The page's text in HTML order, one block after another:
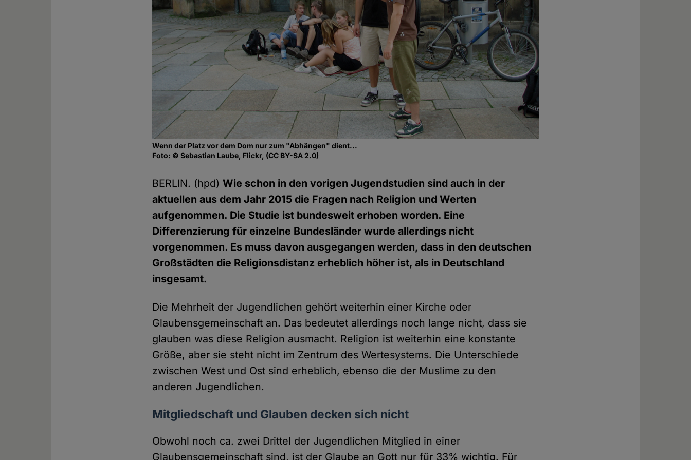
Wenn der Platz vor dem Dom nur zum "Abhängen" dient...
Foto: © Sebastian Laube, Flickr, (CC BY-SA 2.0)
BERLIN. (hpd)Wie schon in den vorigen Jugendstudien sind auch in der
aktuellen aus dem Jahr 2015 die Fragen nach Religion und Werten
aufgenommen. Die Studie ist bundesweit erhoben worden. Eine
Differenzierung für einzelne Bundesländer wurde allerdings nicht
vorgenommen. Es muss davon ausgegangen werden, dass in den deutschen
Großstädten die Religionsdistanz erheblich höher ist, als in Deutschland
insgesamt.
Die Mehrheit der Jugendlichen gehört weiterhin einer Kirche oder
Glaubensgemeinschaft an. Das bedeutet allerdings noch lange nicht, dass sie
glauben was diese Religion ausmacht. Religion ist weiterhin eine konstante
Größe, aber sie steht nicht im Zentrum des Wertesystems. Die Unterschiede
zwischen West und Ost sind erheblich, ebenso die der Muslime zu den
anderen Jugendlichen.
Mitgliedschaft und Glauben decken sich nicht
Obwohl noch ca. zwei Drittel der Jugendlichen Mitglied in einer
Glaubensgemeinschaft sind, ist der Glaube an Gott nur für 33% wichtig. Für